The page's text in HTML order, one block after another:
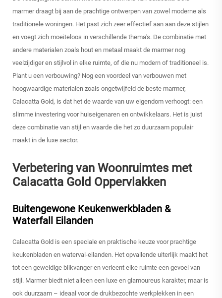
marmer draagt bij aan de prachtige ontwerpen van zowel moderne als
traditionele woningen. Het past zich zeer effectief aan aan deze stijlen
en voegt zich moeiteloos in verschillende thema's. De combinatie met
andere materialen zoals hout en metaal maakt de marmer nog
veelzijdiger en stijlvol in elke ruimte, of die nu modern of traditioneel is.
Plant u een verbouwing? Nog een voordeel van verbouwen met
hoogwaardige materialen zoals ongetwijfeld de beste marmer,
Calacatta Gold, is dat het de waarde van uw eigendom verhoogt: een
slimme investering voor huiseigenaren en ontwikkelaars. Het is juist
deze combinatie van stijl en waarde die het zo duurzaam populair
maakt in de luxe sector.
Verbetering van Woonruimtes met
Calacatta Gold Oppervlakken
Buitengewone Keukenwerkbladen &
Waterfall Eilanden
Calacatta Gold is een speciale en praktische keuze voor prachtige
keukenbladen en waterval-eilanden. Het opvallende uiterlijk maakt het
tot een geweldige blikvanger en verleent elke ruimte een gevoel van
stijl. Marmer biedt niet alleen een luxe en glamoureus karakter, maar is
ook duurzaam – ideaal voor de drukbezochte werkplekken in een